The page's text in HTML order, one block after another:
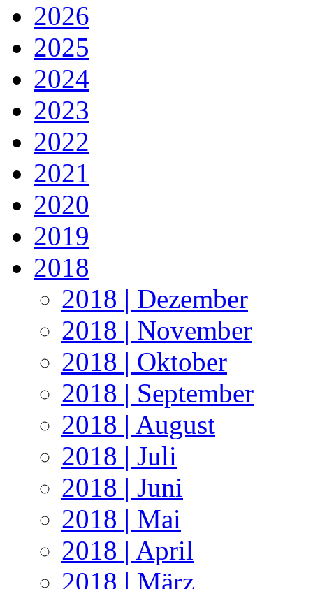
2026
2025
2024
2023
2022
2021
2020
2019
2018
2018 | Dezember
2018 | November
2018 | Oktober
2018 | September
2018 | August
2018 | Juli
2018 | Juni
2018 | Mai
2018 | April
2018 | März